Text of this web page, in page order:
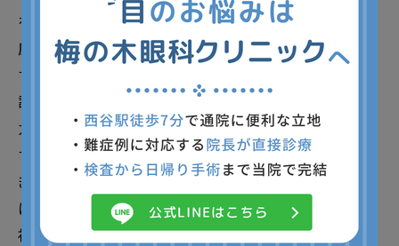
を及ぼすことがあります。 視力検査には、視力測定、眼
圧検査、きょくしょ検査などさまざまな方法がありま
す。それぞれの検査によって、視力の状態や眼の健康を
詳しく評価することができます。例えば、視力測定は視
力表を用いて行われ、眼圧検査は緑内障のリスクを評価
するために重要です。 視力検査は、目の病気を未然に防
ぎ、早期治療につながる可能性を秘めています。定期的
に検査を受け、自分の視力を確認することで、将来的な
視力問題を減らすことができるでしょう。健康な目を保